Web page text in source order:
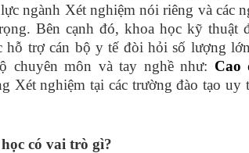
ngành Xét nghiệm nói riêng và các
Bên cạnh đó, khoa học kỹ thuật
hỗ trợ cán bộ y tế đòi hỏi số lượng
chuyên môn và tay nghề như: Cao
Xét nghiệm tại các trường đào tạo uy
có vai trò gì?